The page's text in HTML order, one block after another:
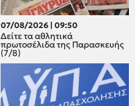
07/08/2026 | 09:50
Δείτε τα αθλητικά
πρωτοσέλιδα της Παρασκευής
(7/8)